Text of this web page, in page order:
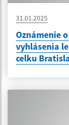
31.01.2025
Oznámenie
vyhlásenia
celku